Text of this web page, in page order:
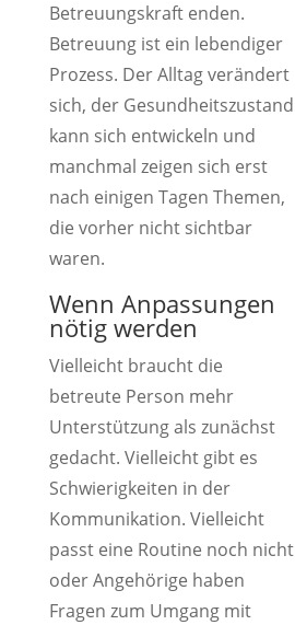
Betreuungskraft enden.
Betreuung ist ein lebendiger
Prozess. Der Alltag verändert
sich, der Gesundheitszustand
kann sich entwickeln und
manchmal zeigen sich erst
nach einigen Tagen Themen,
die vorher nicht sichtbar
waren.
Wenn Anpassungen
nötig werden
Vielleicht braucht die
betreute Person mehr
Unterstützung als zunächst
gedacht. Vielleicht gibt es
Schwierigkeiten in der
Kommunikation. Vielleicht
passt eine Routine noch nicht
oder Angehörige haben
Fragen zum Umgang mit